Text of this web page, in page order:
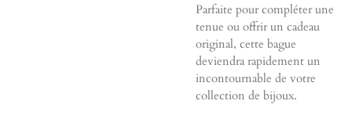
Parfaite pour compléter une
tenue ou offrir un cadeau
original, cette bague
deviendra rapidement un
incontournable de votre
collection de bijoux.